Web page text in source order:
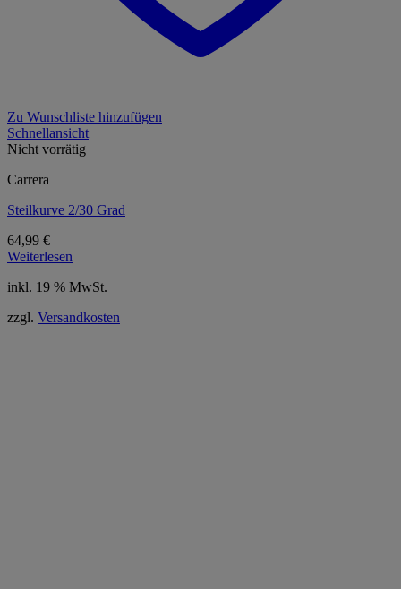
Zu Wunschliste hinzufügen
Schnellansicht
Nicht vorrätig
Carrera
Steilkurve 2/30 Grad
64,99 €
Weiterlesen
inkl. 19 % MwSt.
zzgl. Versandkosten